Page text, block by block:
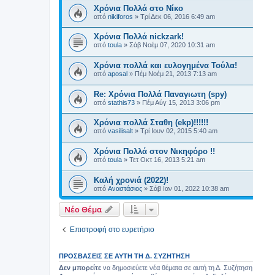
Χρόνια Πολλά στο Νίκο
από nikiforos » Τρί Δεκ 06, 2016 6:49 am
Χρόνια Πολλά nickzark!
από toula » Σάβ Νοέμ 07, 2020 10:31 am
Χρόνια πολλά και ευλογημένα Τούλα!
από aposal » Πέμ Νοέμ 21, 2013 7:13 am
Re: Χρόνια Πολλά Παναγιωτη (spy)
από stathis73 » Πέμ Αύγ 15, 2013 3:06 pm
Χρόνια πολλά Σταθη (ekp)!!!!!!
από vasilisalt » Τρί Ιουν 02, 2015 5:40 am
Χρόνια Πολλά στον Νικηφόρο !!
από toula » Τετ Οκτ 16, 2013 5:21 am
Καλή χρονιά (2022)!
από Αναστάσιος » Σάβ Ιαν 01, 2022 10:38 am
Νέο Θέμα
Επιστροφή στο ευρετήριο
ΠΡΟΣΒΆΣΕΙΣ ΣΕ ΑΥΤΉ ΤΗ Δ. ΣΥΖΉΤΗΣΗ
Δεν μπορείτε να δημοσιεύετε νέα θέματα σε αυτή τη Δ. Συζήτηση